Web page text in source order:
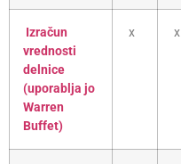
Izračun
vrednosti
delnice
(uporablja jo
Warren
Buffet)
x x